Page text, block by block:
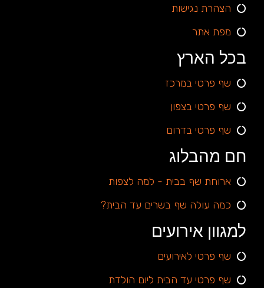
הצהרת נגישות
מפת אתר
בכל הארץ
שף פרטי במרכז
שף פרטי בצפון
שף פרטי בדרום
חם מהבלוג
ארוחת שף בבית - למה לצפות
כמה עולה שף בשרים עד הבית?
למגוון אירועים
שף פרטי לאירועים
שף פרטי עד הבית ליום הולדת